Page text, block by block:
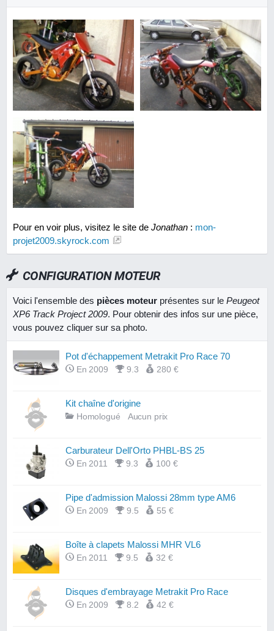
Pour en voir plus, visitez le site de Jonathan : mon-
projet2009.skyrock.com
CONFIGURATION MOTEUR
Voici l'ensemble des pièces moteur présentes sur le Peugeot
XP6 Track Project 2009. Pour obtenir des infos sur une pièce,
vous pouvez cliquer sur sa photo.
Pot d'échappement Metrakit Pro Race 70
En 2009 9.3 280 €
Kit chaîne d'origine
Homologué Aucun prix
Carburateur Dell'Orto PHBL-BS 25
En 2011 9.3 100 €
Pipe d'admission Malossi 28mm type AM6
En 2009 9.5 55 €
Boîte à clapets Malossi MHR VL6
En 2011 9.5 32 €
Disques d'embrayage Metrakit Pro Race
En 2009 8.2 42 €